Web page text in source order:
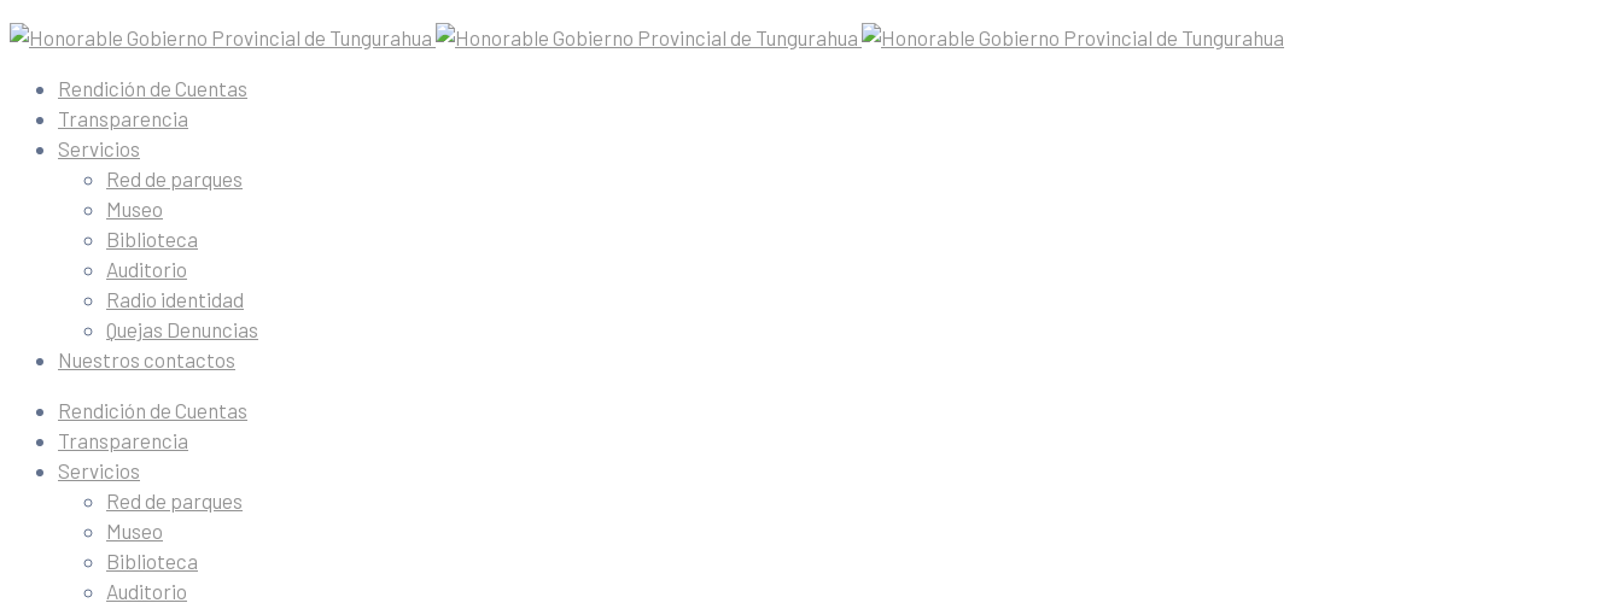
Rendición de Cuentas
Transparencia
Servicios
Red de parques
Museo
Biblioteca
Auditorio
Radio identidad
Quejas Denuncias
Nuestros contactos
Rendición de Cuentas
Transparencia
Servicios
Red de parques
Museo
Biblioteca
Auditorio